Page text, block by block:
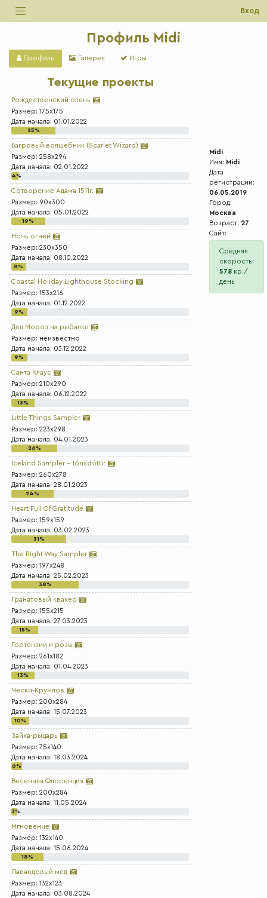
Вход
Профиль Midi
Профиль Галерея Игры
Текущие проекты
Рождественский олень
Размер: 175x175
Дата начала: 01.01.2022
25%
Багровый волшебник (Scarlet Wizard)
Размер: 258x294
Дата начала: 02.01.2022
4%
Сотворение Адама 1511г.
Размер: 90x300
Дата начала: 05.01.2022
19%
Ночь огней
Размер: 230x350
Дата начала: 08.10.2022
8%
Coastal Holiday Lighthouse Stocking
Размер: 153x216
Дата начала: 01.12.2022
9%
Дед Мороз на рыбалке
Размер: неизвестно
Дата начала: 03.12.2022
9%
Санта Клаус
Размер: 210x290
Дата начала: 06.12.2022
13%
Little Things Sampler
Размер: 223x298
Дата начала: 04.01.2023
26%
Iceland Sampler - Jónsdóttir
Размер: 260x278
Дата начала: 28.01.2023
24%
Heart Full Of Gratitude
Размер: 159x159
Дата начала: 03.02.2023
31%
The Right Way Sampler
Размер: 197x248
Дата начала: 25.02.2023
38%
Гранатовый квакер
Размер: 155x215
Дата начала: 27.03.2023
15%
Гортензии и розы
Размер: 261x182
Дата начала: 01.04.2023
13%
Чески-Крумлов
Размер: 200x284
Дата начала: 15.07.2023
10%
Зайка-рыцарь
Размер: 75x140
Дата начала: 18.03.2024
6%
Весенняя Флоренция
Размер: 200x284
Дата начала: 11.05.2024
3%
Мгновение
Размер: 132x140
Дата начала: 15.06.2024
18%
Лавандовый мед
Размер: 132x123
Дата начала: 03.08.2024
Midi
Имя: Midi
Дата
регистрации:
06.05.2019
Город:
Москва
Возраст: 27
Сайт:
Средняя
скорость:
578 кр./
день